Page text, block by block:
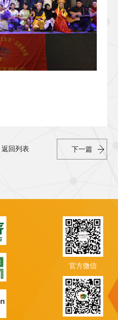
下一篇
返回列表
官方微信